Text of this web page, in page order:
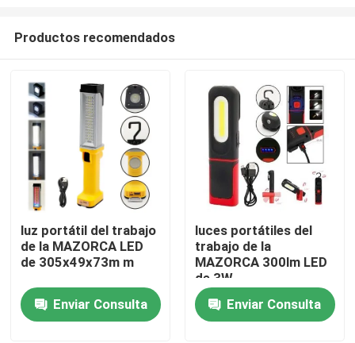
Hogar
Productos
Productos recomendados
luz portátil del trabajo
de la MAZORCA LED
de 305x49x73m m
Enviar Consulta
luces portátiles del
trabajo de la
MAZORCA 300lm LED
de 3W
Enviar Consulta